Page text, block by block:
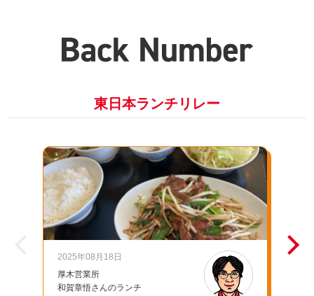
東日本ランチリレー
2025年08月18日
厚木営業所
和賀章悟さんのランチ